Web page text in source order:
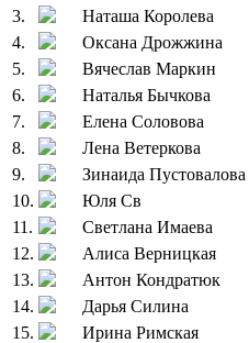
3.
Наташа Королева
4.
Оксана Дрожжина
5.
Вячеслав Маркин
6.
Наталья Бычкова
7.
Елена Соловова
8.
Лена Ветеркова
9.
Зинаида Пустовалова
10.
Юля Св
11.
Светлана Имаева
12.
Алиса Верницкая
13.
Антон Кондратюк
14.
Дарья Силина
15.
Ирина Римская